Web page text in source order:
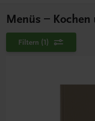
Menüs – Kochen
Filtern (1)